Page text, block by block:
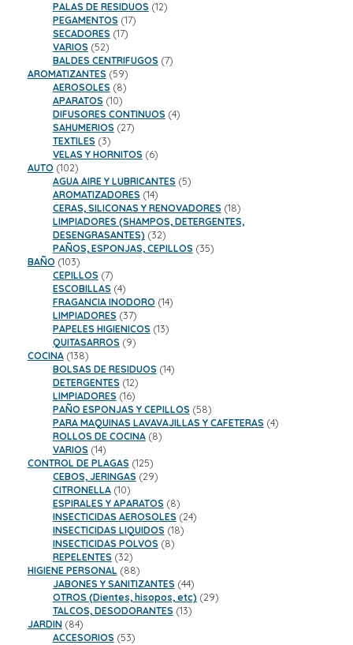
productos
PALAS DE RESIDUOS 1212
PEGAMENTOS 1717
SECADORES 1717
VARIOS 5252
productos
BALDES CENTRIFUGOS 77
AROMATIZANTES 5959
productos
AEROSOLES 88
productos
APARATOS 1010
productos
DIFUSORES CONTINUOS 44
SAHUMERIOS 2727
TEXTILES 33
productos
VELAS Y HORNITOS 66
AUTO 102102
productos
AGUA AIRE Y LUBRICANTES 55
AROMATIZADORES 1414
productos
CERAS, SILICONAS Y RENOVADORES 1818
productos
LIMPIADORES (SHAMPOS, DETERGENTES,
DESENGRASANTES) 3232
productos
PAÑOS, ESPONJAS, CEPILLOS 3535
BAÑO 103103
productos
CEPILLOS 77
productos
ESCOBILLAS 44
productos
FRAGANCIA INODORO 1414
LIMPIADORES 3737
productos
PAPELES HIGIENICOS 1313
QUITASARROS 99
COCINA 138138
productos
BOLSAS DE RESIDUOS 1414
DETERGENTES 1212
productos
LIMPIADORES 1616
productos
PAÑO ESPONJAS Y CEPILLOS 5858
productos
PARA MAQUINAS LAVAVAJILLAS Y CAFETERAS 44
ROLLOS DE COCINA 88
VARIOS 1414
productos
CONTROL DE PLAGAS 125125
productos
CEBOS, JERINGAS 2929
CITRONELLA 1010
productos
ESPIRALES Y APARATOS 88
productos
INSECTICIDAS AEROSOLES 2424
INSECTICIDAS LIQUIDOS 1818
INSECTICIDAS POLVOS 88
REPELENTES 3232
productos
HIGIENE PERSONAL 8888
productos
JABONES Y SANITIZANTES 4444
productos
OTROS (Dientes, hisopos, etc) 2929
TALCOS, DESODORANTES 1313
JARDIN 8484
productos
ACCESORIOS 5353